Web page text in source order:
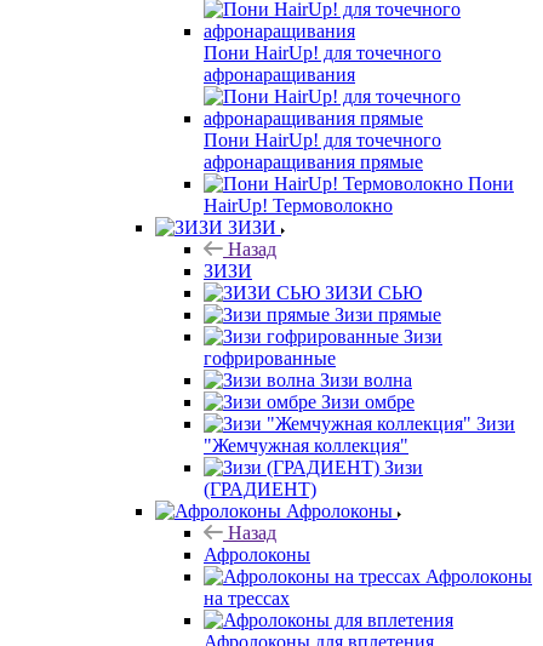
Пони HairUp! для точечного
афронаращивания
Пони HairUp! для точечного
афронаращивания прямые
Пони
HairUp! Термоволокно
ЗИЗИ
Назад
ЗИЗИ
ЗИЗИ СЬЮ
Зизи прямые
Зизи
гофрированные
Зизи волна
Зизи омбре
Зизи
"Жемчужная коллекция"
Зизи
(ГРАДИЕНТ)
Афролоконы
Назад
Афролоконы
Афролоконы
на трессах
Афролоконы для вплетения